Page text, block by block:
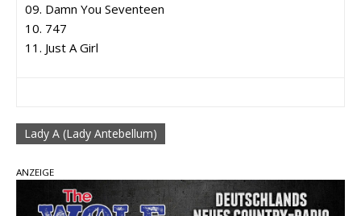
09. Damn You Seventeen
10. 747
11. Just A Girl
Lady A (Lady Antebellum)
ANZEIGE